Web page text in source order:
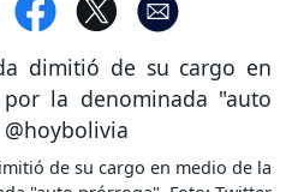
de su cargo en medio de la